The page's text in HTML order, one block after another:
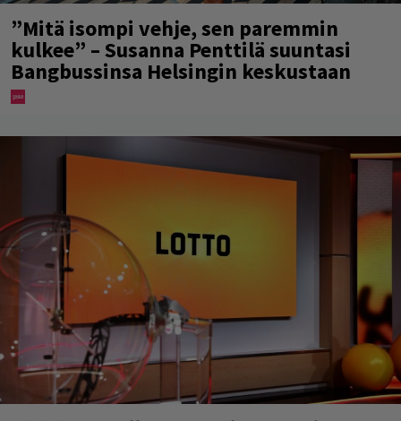
”Mitä isompi vehje, sen paremmin
kulkee” – Susanna Penttilä suuntasi
Bangbussinsa Helsingin keskustaan